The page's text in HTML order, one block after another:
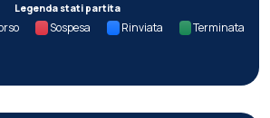
Legenda stati partita
Sospesa Rinviata Terminata